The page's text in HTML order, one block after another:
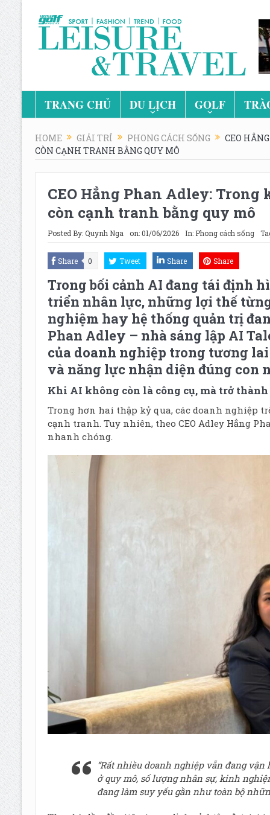
TRANG CHỦ DU LỊCH GOLF
HOME GIẢI TRÍ PHONG CÁCH SỐNG
CEO
CÒN CẠNH TRANH BẰNG QUY MÔ
CEO Hẳng Phan Adley:
còn cạnh tranh bằng quy mô
Posted By:Quynh Nga on:01/06/2026 In: Phong cách sống
Share 0 Tweet Share Share
Trong bối cảnh AI đang tái định
triển nhân lực, những lợi thế
nghiệm hay hệ thống quản trị
Phan Adley – nhà sáng lập AI
của doanh nghiệp trong tương
và năng lực nhận diện đúng con
Khi AI không còn là công cụ, mà trở
Trong hơn hai thập kỷ qua, các doanh nghiệp
cạnh tranh. Tuy nhiên, theo CEO Adley Hẳng
nhanh chóng.
“Rất nhiều doanh nghiệp vẫn đang
ở quy mô, số lượng nhân sự, kinh
đang làm suy yếu gần như toàn bộ